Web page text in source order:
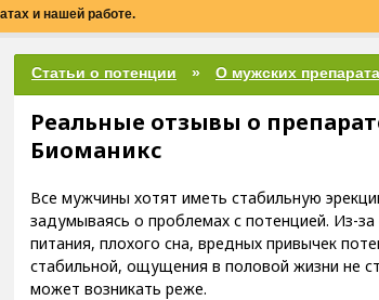
и нашей работе.
Статьи о потенции О мужских
Реальные отзывы о
Биоманикс
Все мужчины хотят иметь стабильную
задумываясь о проблемах с потенцией. Из-за
питания, плохого сна, вредных привычек
стабильной, ощущения в половой жизни не
может возникать реже.